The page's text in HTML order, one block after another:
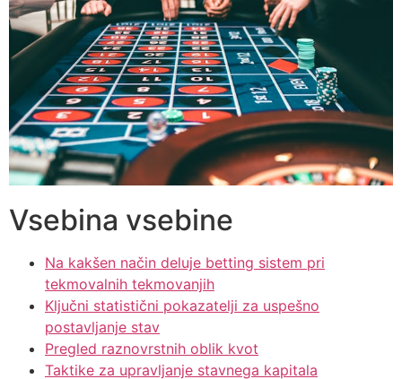
Vsebina vsebine
Na kakšen način deluje betting sistem pri
tekmovalnih tekmovanjih
Ključni statistični pokazatelji za uspešno
postavljanje stav
Pregled raznovrstnih oblik kvot
Taktike za upravljanje stavnega kapitala